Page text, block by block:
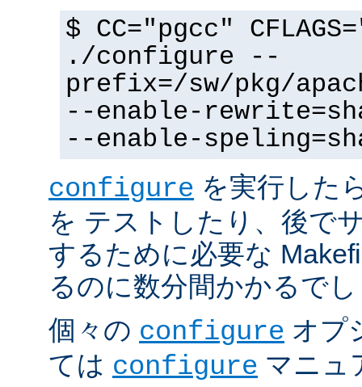
$ CC="pgcc"
./configure --
prefix=/sw/pkg/
--enable-
--enable-
configure を実行した
を テストしたり、後で
するために必要な
るのに数分間かかるで
個々の configure オプ
ては configure マニュ